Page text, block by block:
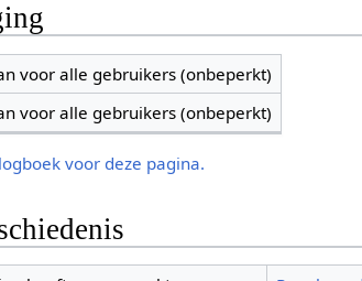
voor alle gebruikers (onbeperkt)
voor alle gebruikers (onbeperkt)
voor deze pagina.